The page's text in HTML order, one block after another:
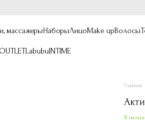
массажерыНаборыЛицоMake upВолосы
OUTLETLabubuINTIME
Главная
В